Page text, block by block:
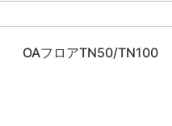
OAフロアTN50/TN100